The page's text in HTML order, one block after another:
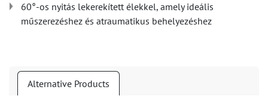
60°-os nyitás lekerekített élekkel, amely ideális
műszerezéshez és atraumatikus behelyezéshez
Alternative Products